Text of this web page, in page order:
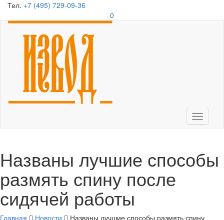
Тел. +7 (495) 729-09-36
0
Toggle
Названы лучшие способы
размять спину после
сидячей работы
Главная Новости
Названы лучшие способы размять спину